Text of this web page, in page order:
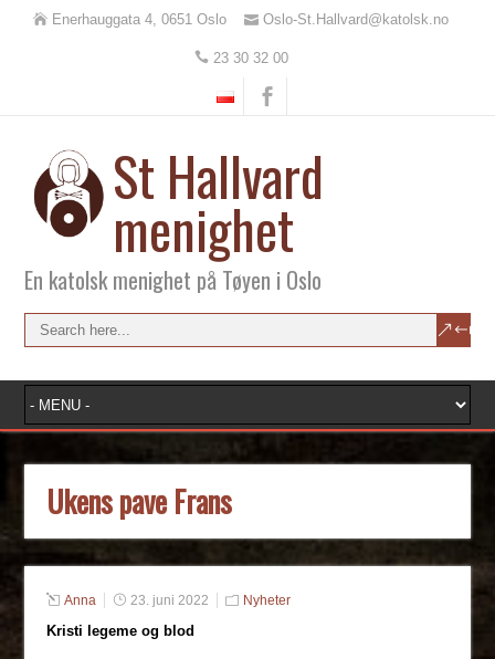
Enerhauggata 4, 0651 Oslo Oslo-St.Hallvard@katolsk.no
23 30 32 00
St Hallvard
menighet
En katolsk menighet på Tøyen i Oslo
Ukens pave Frans
Anna 23. juni 2022 Nyheter
Kristi legeme og blod